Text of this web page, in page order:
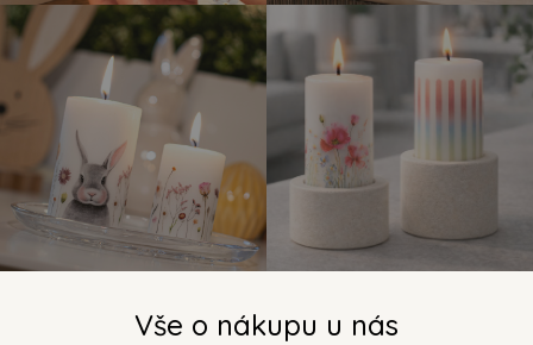
Vše o nákupu u nás